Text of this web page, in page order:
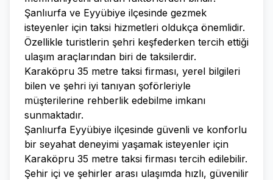
Şanlıurfa ve Eyyübiye ilçesinde gezmek
isteyenler için taksi hizmetleri oldukça önemlidir.
Özellikle turistlerin şehri keşfederken tercih ettiği
ulaşım araçlarından biri de taksilerdir.
Karaköpru 35 metre taksi firması, yerel bilgileri
bilen ve şehri iyi tanıyan şoförleriyle
müşterilerine rehberlik edebilme imkanı
sunmaktadır.
Şanlıurfa Eyyübiye ilçesinde güvenli ve konforlu
bir seyahat deneyimi yaşamak isteyenler için
Karaköpru 35 metre taksi firması tercih edilebilir.
Şehir içi ve şehirler arası ulaşımda hızlı, güvenilir